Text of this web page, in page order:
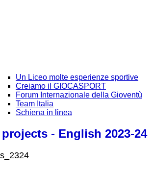
Un Liceo molte esperienze sportive
Creiamo il GIOCASPORT
Forum Internazionale della Gioventù
Team Italia
Schiena in linea
- English 2023-24